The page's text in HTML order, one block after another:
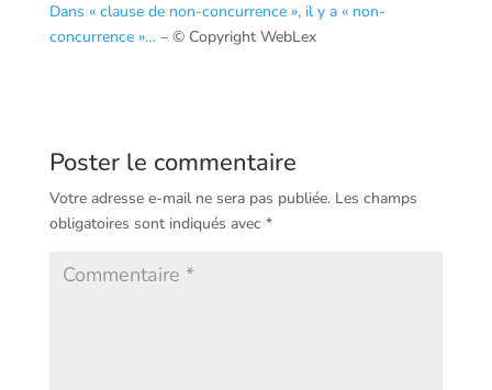
Dans « clause de non-concurrence », il y a « non-
concurrence »… – © Copyright WebLex
Poster le commentaire
Votre adresse e-mail ne sera pas publiée. Les champs
obligatoires sont indiqués avec *